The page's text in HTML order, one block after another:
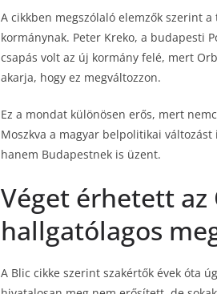
A cikkben megszólaló elemzők szerint
kormánynak. Peter Kreko, a budapesti
csapás volt az új kormány felé, mert
akarja, hogy ez megváltozzon.
Ez a mondat különösen erős, mert
Moszkva a magyar belpolitikai
hanem Budapestnek is üzent.
Véget érhetett
hallgatólagos
A Blic cikke szerint szakértők évek óta